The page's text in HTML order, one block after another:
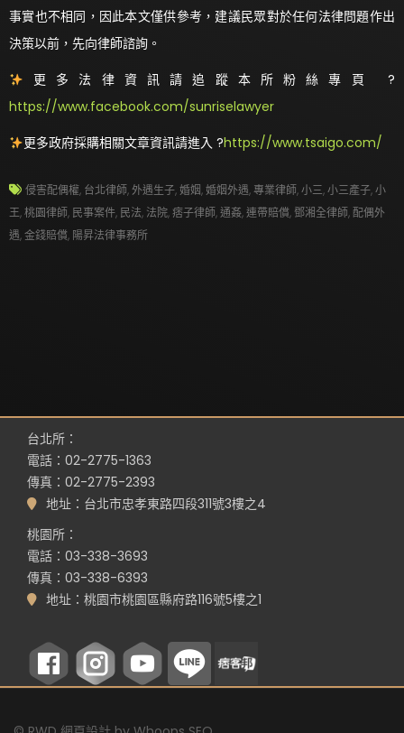
事實也不相同，因此本文僅供參考，建議民眾對於任何法律問題作出
決策以前，先向律師諮詢。
更多法律資訊請追蹤本所粉絲專頁 ?
https://www.facebook.com/sunriselawyer
更多政府採購相關文章資訊請進入 ?https://www.tsaigo.com/
侵害配偶權, 台北律師,外遇生子,婚姻,婚姻外遇,專業律師,小三,小三產子,小
王,桃園律師, 民事案件, 民法, 法院,痞子律師,通姦,連帶賠償, 鄧湘全律師,配偶外
遇,金錢賠償, 陽昇法律事務所
台北所：
電話：02-2775-1363
傳真：02-2775-2393
地址：台北市忠孝東路四段311號3樓之4
桃園所：
電話：03-338-3693
傳真：03-338-6393
地址：桃園市桃園區縣府路116號5樓之1